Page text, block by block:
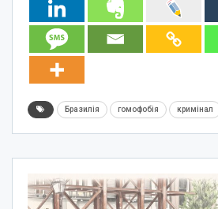
Бразилія гомофобія кримінал